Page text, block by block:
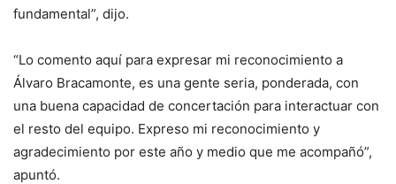
fundamental”, dijo.
“Lo comento aquí para expresar mi reconocimiento a
Álvaro Bracamonte, es una gente seria, ponderada, con
una buena capacidad de concertación para interactuar con
el resto del equipo. Expreso mi reconocimiento y
agradecimiento por este año y medio que me acompañó”,
apuntó.